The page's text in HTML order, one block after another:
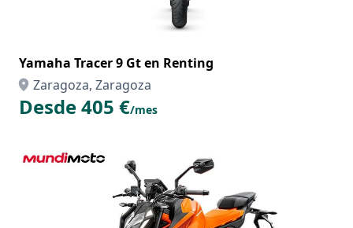
Yamaha Tracer 9 Gt en Renting
Zaragoza, Zaragoza
Desde 405 €/mes